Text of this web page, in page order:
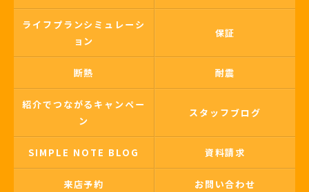
ライフプランシミュレーシ
ョン
保証
断熱 耐震
紹介でつながるキャンペー
ン
スタッフブログ
SIMPLE NOTE BLOG 資料請求
来店予約 お問い合わせ